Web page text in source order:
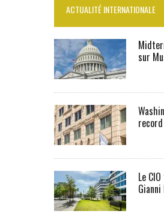
ACTUALITÉ INTERNATIONALE
sur
Le